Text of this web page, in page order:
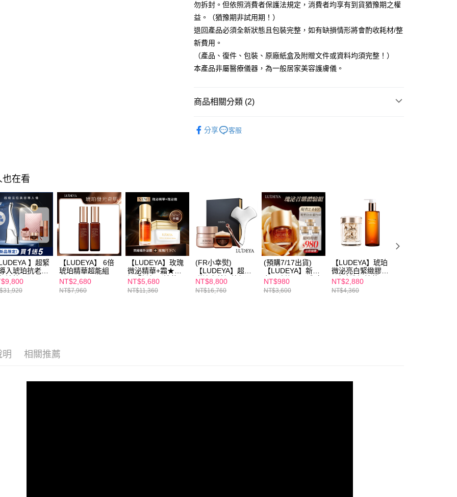
交易，需依本服務之必要範圍內提供個人資料，並將交易相關給付款項請
求債權轉讓予恩沛科技股份有限公司。
https://aftee.tw/terms/#terms3
３．未成年的使用者請事先徵得法定代理人或監護人之同意方可使用
「AFTEE先享後付」，若未經同意申辦者引起之損失，本公司不負相關責
任。
４．使用「AFTEE先享後付」時，將依據個別帳號之用戶狀況，依本公司
５．嚴禁一人註冊多個帳號或使用他人資訊註冊。若發現惡意使用之情
形，恩沛科技股份有限公司將有權停止該用戶之使用額度並採取法律行
每筆NT$100，滿NT$600(含以上)免運費
付款後7-11取貨
每筆NT$100，滿NT$600(含以上)免運費
宅配
每筆NT$100，滿NT$600(含以上)免運費
每筆NT$150，滿NT$1,500(含以上)免運費
勿拆封。但依照消費者保護法規定，消費者均享有到貨猶豫期之權
益。（猶豫期非試用期！）
退回產品必須全新狀態且包裝完整，如有缺損情形將會酌收耗材/整
新費用。
（產品、復件、包裝、原廠紙盒及附贈文件或資料均須完整！）
本產品非屬醫療儀器，為一般居家美容護膚儀。
商品相關分類 (2)
分享 客服
也在看
】超緊
入琥珀抗老組(
法拉)
【LUDEYA】 6倍
琥珀精華超能組
NT$2,680
NT$7,960
【LUDEYA】玫瑰
微泌精華+霜★彈
潤緊緻組（精華
35ml+霜60ml）
NT$5,680
NT$11,360
(FR小幸熨)
【LUDEYA】超能
磁流完美提拉組
NT$8,800
NT$16,760
(預購7/17出貨)
【LUDEYA】新朋
友★瑰泌入門體驗
組
NT$980
NT$3,600
【LUDEYA】琥珀
微泌亮白緊緻膠囊
+琥珀洗卸精華
NT$2,880
NT$4,360
明 相關推薦